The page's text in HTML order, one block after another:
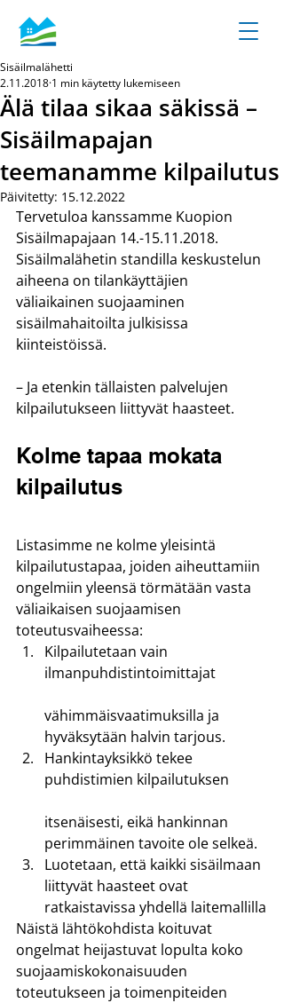
Älä tilaa sikaa säkissä –
Sisäilmapajan
teemanamme kilpailutus
Sisäilmalähetti
2.11.2018 1 min käytetty lukemiseen
Päivitetty: 15.12.2022
Tervetuloa kanssamme Kuopion
Sisäilmapajaan 14.-15.11.2018.
Sisäilmalähetin standilla keskustelun
aiheena on tilankäyttäjien
väliaikainen suojaaminen
sisäilmahaitoilta julkisissa
kiinteistöissä.
– Ja etenkin tällaisten palvelujen
kilpailutukseen liittyvät haasteet.
Kolme tapaa mokata
kilpailutus
Listasimme ne kolme yleisintä
kilpailutustapaa, joiden aiheuttamiin
ongelmiin yleensä törmätään vasta
väliaikaisen suojaamisen
toteutusvaiheessa:
Kilpailutetaan vain
ilmanpuhdistintoimittajat
vähimmäisvaatimuksilla ja
hyväksytään halvin tarjous.
Hankintayksikkö tekee
puhdistimien kilpailutuksen
itsenäisesti, eikä hankinnan
perimmäinen tavoite ole selkeä.
Luotetaan, että kaikki sisäilmaan
liittyvät haasteet ovat
ratkaistavissa yhdellä laitemallilla
Näistä lähtökohdista koituvat
ongelmat heijastuvat lopulta koko
suojaamiskokonaisuuden
toteutukseen ja toimenpiteiden